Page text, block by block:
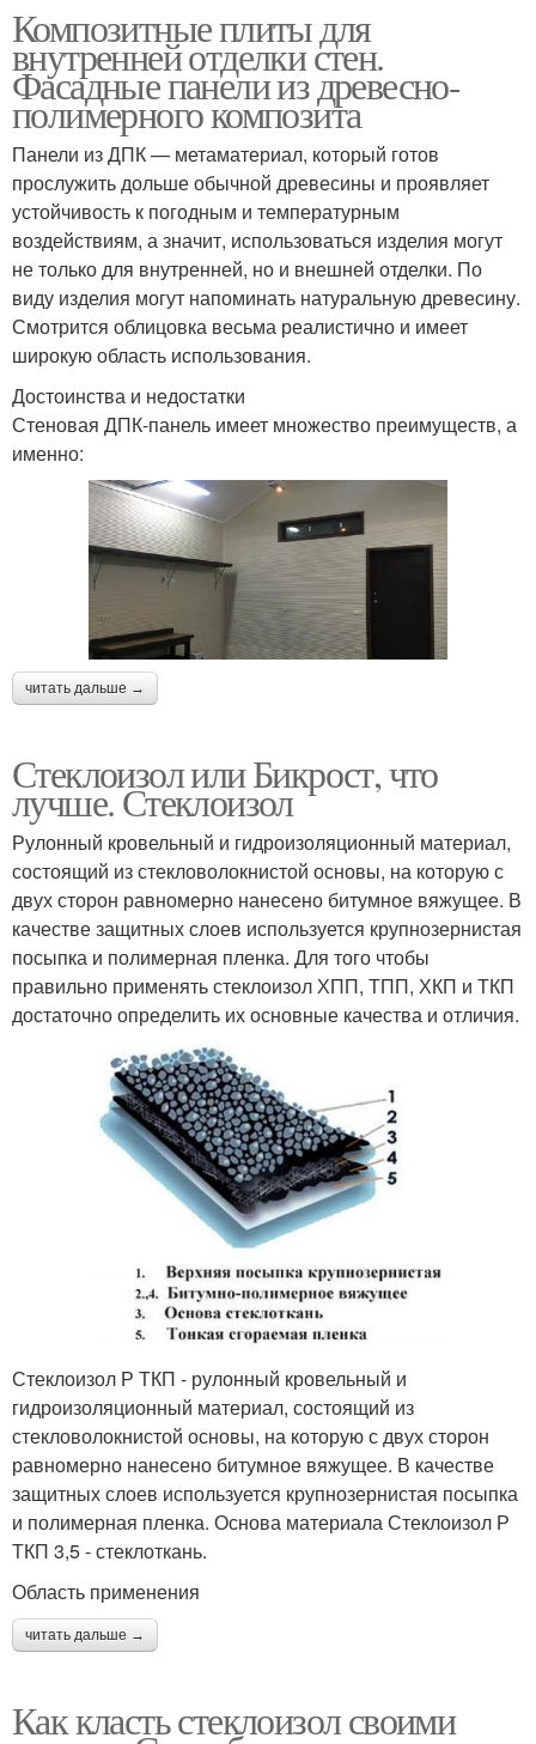
Композитные плиты для
внутренней отделки стен.
Фасадные панели из древесно-
полимерного композита
Панели из ДПК — метаматериал, который готов
прослужить дольше обычной древесины и проявляет
устойчивость к погодным и температурным
воздействиям, а значит, использоваться изделия могут
не только для внутренней, но и внешней отделки. По
виду изделия могут напоминать натуральную древесину.
Смотрится облицовка весьма реалистично и имеет
широкую область использования.
Достоинства и недостатки
Стеновая ДПК-панель имеет множество преимуществ, а
именно:
читать дальше →
Стеклоизол или Бикрост, что
лучше. Стеклоизол
Рулонный кровельный и гидроизоляционный материал,
состоящий из стекловолокнистой основы, на которую с
двух сторон равномерно нанесено битумное вяжущее. В
качестве защитных слоев используется крупнозернистая
посыпка и полимерная пленка. Для того чтобы
правильно применять стеклоизол ХПП, ТПП, ХКП и ТКП
достаточно определить их основные качества и отличия.
Стеклоизол Р ТКП - рулонный кровельный и
гидроизоляционный материал, состоящий из
стекловолокнистой основы, на которую с двух сторон
равномерно нанесено битумное вяжущее. В качестве
защитных слоев используется крупнозернистая посыпка
и полимерная пленка. Основа материала Стеклоизол Р
ТКП 3,5 - стеклоткань.
Область применения
читать дальше →
Как класть стеклоизол своими